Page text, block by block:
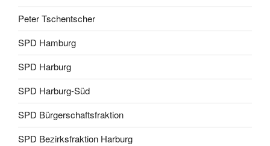
Peter Tschentscher
SPD Hamburg
SPD Harburg
SPD Harburg-Süd
SPD Bürgerschaftsfraktion
SPD Bezirksfraktion Harburg